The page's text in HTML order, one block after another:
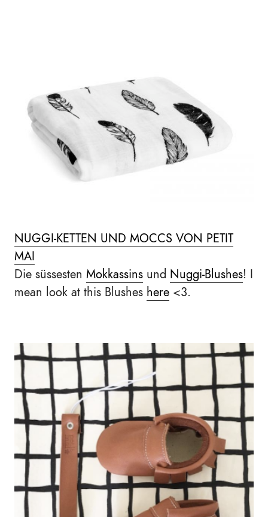
NUGGI-KETTEN UND MOCCS VON PETIT
MAI
Die süssesten Mokkassins und Nuggi-Blushes! I
mean look at this Blushes here <3.